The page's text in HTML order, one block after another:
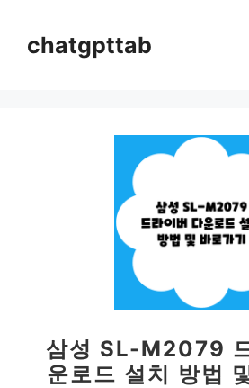
chatgpttab
삼성 SL-M2079
운로드 설치 방법